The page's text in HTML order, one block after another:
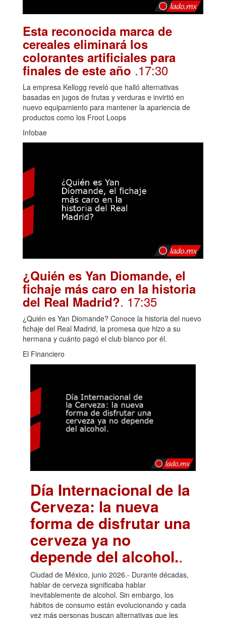
Esta reconocida marca de
cereales eliminará los
colorantes artificiales para
finales de este año .17:30
La empresa Kellogg reveló que halló alternativas
basadas en jugos de frutas y verduras e invirtió en
nuevo equipamiento para mantener la apariencia de
productos como los Froot Loops
Infobae
¿Quién es Yan Diomande, el
fichaje más caro en la historia
del Real Madrid?. 17:35
¿Quién es Yan Diomande? Conoce la historia del nuevo
fichaje del Real Madrid, la promesa que hizo a su
hermana y cuánto pagó el club blanco por él.
El Financiero
Día Internacional de la
Cerveza: la nueva
forma de disfrutar una
cerveza ya no
depende del alcohol..
Ciudad de México, junio 2026.- Durante décadas,
hablar de cerveza significaba hablar
inevitablemente de alcohol. Sin embargo, los
hábitos de consumo están evolucionando y cada
vez más personas buscan alternativas que les